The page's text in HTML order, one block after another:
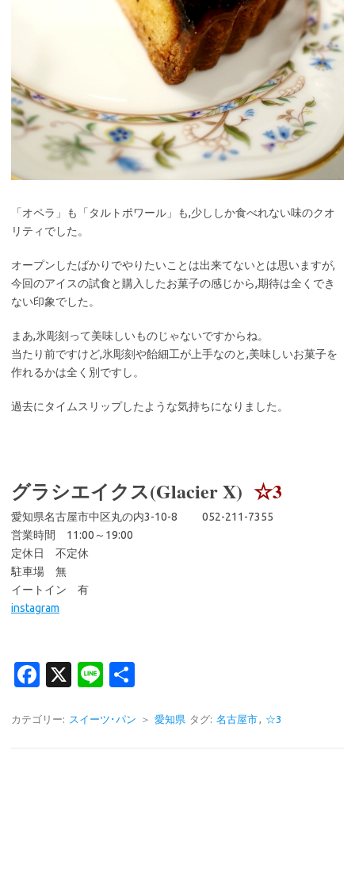
「オペラ」も「タルトポワール」も,少ししか食べれない味のクオ
リティでした。
オープンしたばかりでやりたいことは出来てないとは思いますが,
今回のアイスの試食と購入したお菓子の感じから,期待は全くでき
ない印象でした。
まあ,氷彫刻って美味しいものじゃないですからね。
当たり前ですけど,氷彫刻や飴細工が上手なのと,美味しいお菓子を
作れるかは全く別ですし。
過去にタイムスリップしたような気持ちになりました。
グラシエイクス(Glacier X) ☆3
愛知県名古屋市中区丸の内3-10-8 052-211-7355
営業時間 11:00～19:00
定休日 不定休
駐車場 無
イートイン 有
instagram
Fa
e
X
Li
e
カテゴリー: スイーツ･パン ＞ 愛知県 タグ: 名古屋市, ☆3